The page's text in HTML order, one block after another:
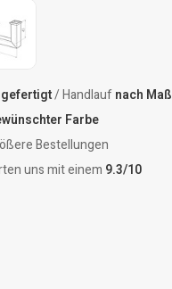
/ Handlaufnach Maß
Farbe
Bestellungen
uns mit einem 9.3/10